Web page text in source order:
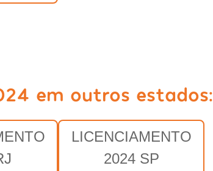
em outros estados:
LICENCIAMENTO
2024 SP